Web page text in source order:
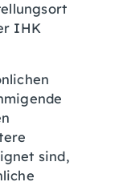
IHK
sind,